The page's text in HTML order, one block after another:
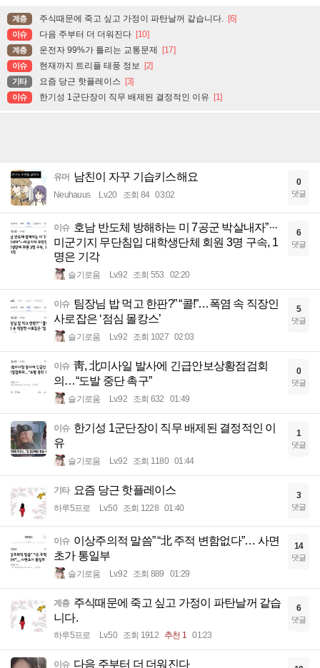
계층 주식때문에 죽고 싶고 가정이 파탄날꺼 같습니다. [6]
이슈 다음 주부터 더 더워진다 [10]
계층 운전자 99%가 틀리는 교통문제 [17]
이슈 현재까지 트리플 태풍 정보 [2]
기타 요즘 당근 핫플레이스 [3]
이슈 한기성 1군단장이 직무 배제된 결정적인 이유 [1]
유머 남친이 자꾸 기습키스해요
Neuhauus Lv.20 조회 84 03:02
0
댓글
이슈 호남 반도체 방해하는 미 7공군 박살내자”···
미군기지 무단침입 대학생단체 회원 3명 구속, 1
명은 기각
슬기로움 Lv.92 조회 553 02:20
6
댓글
이슈 팀장님 밥 먹고 한판?” “콜!”…폭염 속 직장인
사로잡은 ‘점심 몰캉스’
슬기로움 Lv.92 조회 1027 02:03
5
댓글
이슈 靑, 北미사일 발사에 긴급안보상황점검회
의…“도발 중단 촉구”
슬기로움 Lv.92 조회 632 01:49
0
댓글
이슈 한기성 1군단장이 직무 배제된 결정적인 이
유
슬기로움 Lv.92 조회 1180 01:44
1
댓글
기타 요즘 당근 핫플레이스
하루5프로 Lv.50 조회 1228 01:40
3
댓글
이슈 이상주의적 말씀” “北 주적 변함없다”… 사면
초가 통일부
슬기로움 Lv.92 조회 889 01:29
14
댓글
계층 주식때문에 죽고 싶고 가정이 파탄날꺼 같습
니다.
하루5프로 Lv.50 조회 1912 추천 1 01:23
6
댓글
이슈 다음 주부터 더 더워진다